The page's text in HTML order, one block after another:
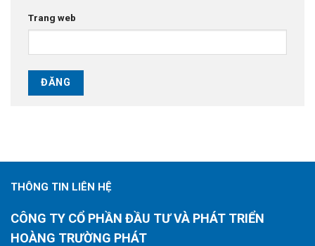
Trang web
THÔNG TIN LIÊN HỆ
CÔNG TY CỔ PHẦN ĐẦU TƯ VÀ PHÁT TRIỂN
HOÀNG TRƯỜNG PHÁT